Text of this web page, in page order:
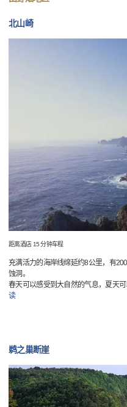
北山崎
距离酒店 15 分钟车程
充满活力的海岸线绵延约8公里，有
蚀洞。
春天可以感受到大自然的气息，夏天
读
鹈之巢断崖